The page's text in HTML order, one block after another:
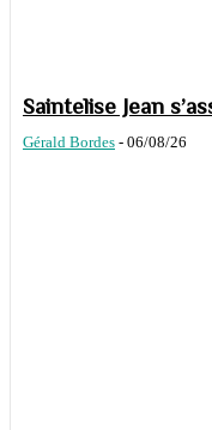
Saintelise Jean
Gérald Bordes - 06/08/26